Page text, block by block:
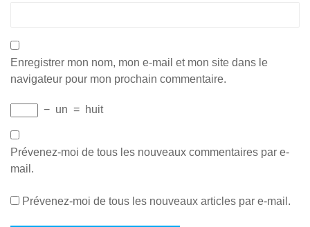
Enregistrer mon nom, mon e-mail et mon site dans le
navigateur pour mon prochain commentaire.
− un = huit
Prévenez-moi de tous les nouveaux commentaires par e-
mail.
Prévenez-moi de tous les nouveaux articles par e-mail.